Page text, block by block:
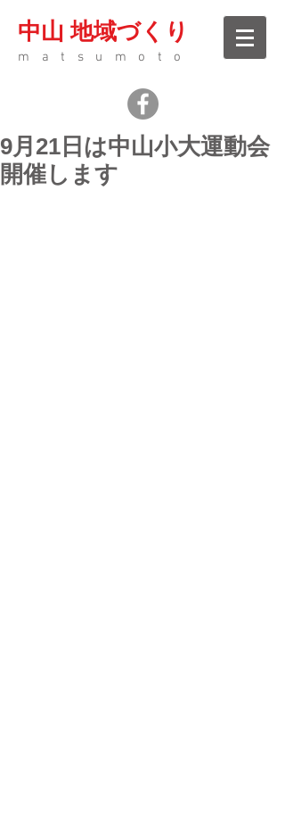
中山 地域づくり
matsumoto
9月21日は中山小大運動会
開催します